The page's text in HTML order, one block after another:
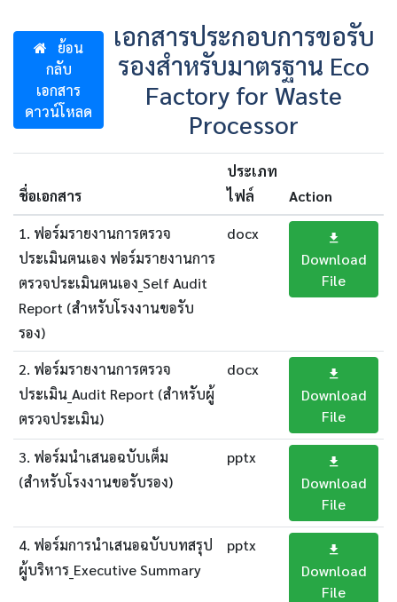
ย้อน
กลับ
เอกสาร
ดาวน์โหลด
เอกสารประกอบการขอรับ
รองสำหรับมาตรฐาน Eco
Factory for Waste
Processor
ชื่อเอกสาร
ประเภท
ไฟล์
Action
1. ฟอร์มรายงานการตรวจ
ประเมินตนเอง ฟอร์มรายงานการ
ตรวจประเมินตนเอง_Self Audit
Report (สำหรับโรงงานขอรับ
รอง)
docx
Download
File
2. ฟอร์มรายงานการตรวจ
ประเมิน_Audit Report (สำหรับผู้
ตรวจประเมิน)
docx
Download
File
3. ฟอร์มนำเสนอฉบับเต็ม
(สำหรับโรงงานขอรับรอง)
pptx
Download
File
4. ฟอร์มการนำเสนอฉบับบทสรุป
ผู้บริหาร_Executive Summary
pptx
Download
File